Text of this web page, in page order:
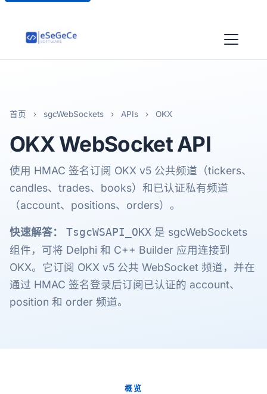
首页 › sgcWebSockets › APIs › OKX
OKXWebSocket API
使用 HMAC 签名订阅 OKX v5 公共频道（tickers、
candles、trades、books）和已认证私有频道
（account、positions、orders）。
快速解答： TsgcWSAPI_OKX 是 sgcWebSockets
组件，可将 Delphi 和 C++ Builder 应用连接到
OKX。它订阅 OKX v5 公共 WebSocket 频道，并在
通过 HMAC 签名登录后订阅已认证的 account、
position 和 order 频道。
概览